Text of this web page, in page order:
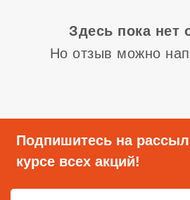
Здесь пока нет
Но отзыв можно
Подпишитесь на
курсе всех акций!